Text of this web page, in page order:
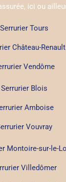
ici ou
Serrurier Tours
Château-Renault
Vendôme
Serrurier Blois
Amboise
Vouvray
Montoire-sur-le-
Villedômer